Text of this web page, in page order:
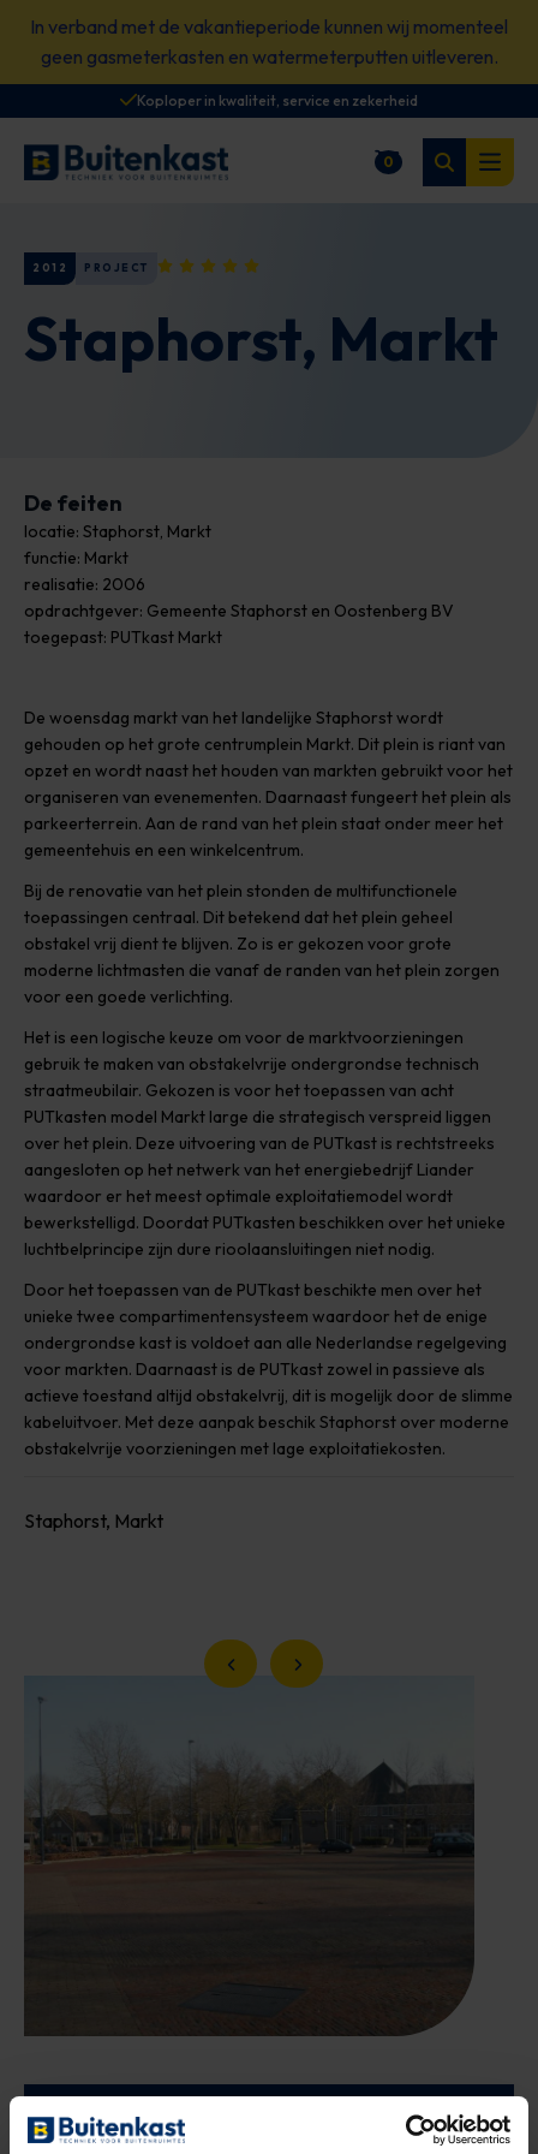
content
In verband met de vakantieperiode kunnen wij momenteel
geen gasmeterkasten en watermeterputten uitleveren.
Koploper in kwaliteit, service en zekerheid
0
Winkelwagen
Zoeken
Open
Staphorst, Markt
2012 PROJECT
De feiten
locatie: Staphorst, Markt
functie: Markt
realisatie: 2006
opdrachtgever: Gemeente Staphorst en Oostenberg BV
toegepast: PUTkast Markt
De woensdag markt van het landelijke Staphorst wordt
gehouden op het grote centrumplein Markt. Dit plein is riant van
opzet en wordt naast het houden van markten gebruikt voor het
organiseren van evenementen. Daarnaast fungeert het plein als
parkeerterrein. Aan de rand van het plein staat onder meer het
gemeentehuis en een winkelcentrum.
Bij de renovatie van het plein stonden de multifunctionele
toepassingen centraal. Dit betekend dat het plein geheel
obstakel vrij dient te blijven. Zo is er gekozen voor grote
moderne lichtmasten die vanaf de randen van het plein zorgen
voor een goede verlichting.
Het is een logische keuze om voor de marktvoorzieningen
gebruik te maken van obstakelvrije ondergrondse technisch
straatmeubilair. Gekozen is voor het toepassen van acht
PUTkasten model Markt large die strategisch verspreid liggen
over het plein. Deze uitvoering van de PUTkast is rechtstreeks
aangesloten op het netwerk van het energiebedrijf Liander
waardoor er het meest optimale exploitatiemodel wordt
bewerkstelligd. Doordat PUTkasten beschikken over het unieke
luchtbelprincipe zijn dure rioolaansluitingen niet nodig.
Door het toepassen van de PUTkast beschikte men over het
unieke twee compartimentensysteem waardoor het de enige
ondergrondse kast is voldoet aan alle Nederlandse regelgeving
voor markten. Daarnaast is de PUTkast zowel in passieve als
actieve toestand altijd obstakelvrij, dit is mogelijk door de slimme
kabeluitvoer. Met deze aanpak beschik Staphorst over moderne
obstakelvrije voorzieningen met lage exploitatiekosten.
Staphorst, Markt
Vorige slideVolgende slide
Ook zo’n mooi project met